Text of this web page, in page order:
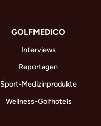
GOLFMEDICO
Interviews
Reportagen
Sport-Medizinprodukte
Wellness-Golfhotels